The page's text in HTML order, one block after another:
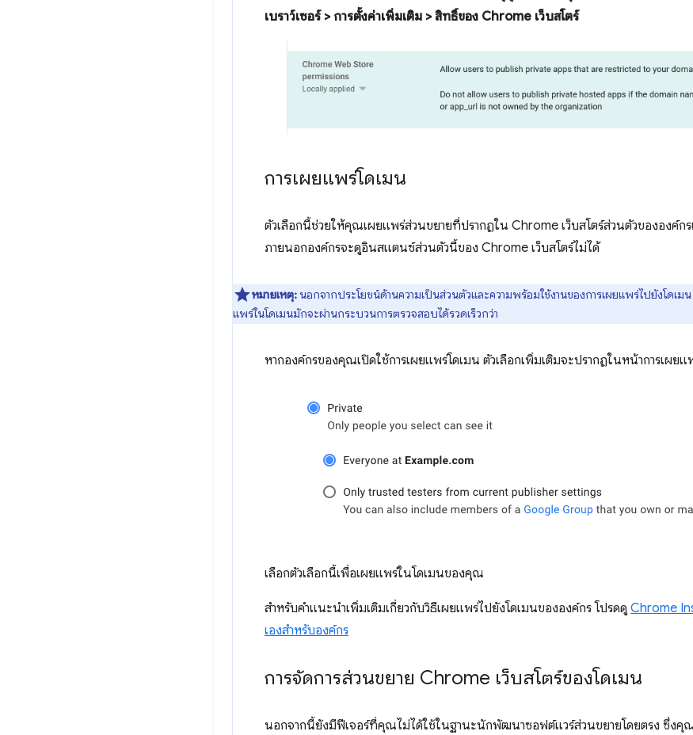
เบราว์เซอร์ > การตั้งค่าเพิ่มเติม > สิทธิ์ของ Chrome เว็บสโตร์
การเผยแพร่โดเมน
ตัวเลือกนี้ช่วยให้คุณเผยแพร่ส่วนขยายที่ปรากฏใน Chrome เว็บสโตร์ส่วนตัวขององค์ก
ภายนอกองค์กรจะดูอินสแตนซ์ส่วนตัวนี้ของ Chrome เว็บสโตร์ไม่ได้
หมายเหตุ: นอกจากประโยชน์ด้านความเป็นส่วนตัวและความพร้อมใช้งานของการเผยแพร่ไปยังโดเ
แพร่ในโดเมนมักจะผ่านกระบวนการตรวจสอบได้รวดเร็วกว่า
หากองค์กรของคุณเปิดใช้การเผยแพร่โดเมน ตัวเลือกเพิ่มเติมจะปรากฏในหน้าการเผ
เลือกตัวเลือกนี้เพื่อเผยแพร่ในโดเมนของคุณ
สำหรับคำแนะนำเพิ่มเติมเกี่ยวกับวิธีเผยแพร่ไปยังโดเมนขององค์กร โปรดดู Chrome
เองสำหรับองค์กร
การจัดการส่วนขยาย Chrome เว็บสโตร์ของโดเมน
นอกจากนี้ยังมีฟีเจอร์ที่คุณไม่ได้ใช้ในฐานะนักพัฒนาซอฟต์แวร์ส่วนขยายโดยตรง ซึ่งคุ